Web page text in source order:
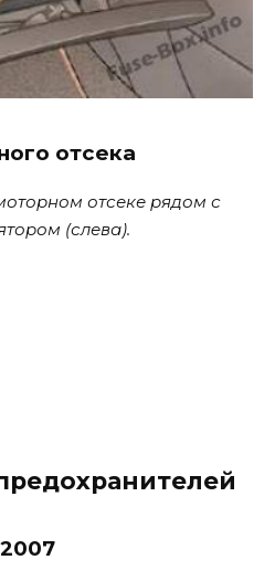
отсека
отсеке рядом с
(слева).
2007